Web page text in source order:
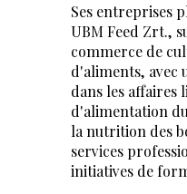
Ses entreprises
UBM Feed Zrt.,
commerce de
d'aliments, avec
dans les affaires
d'alimentation
la nutrition des
services
initiatives de